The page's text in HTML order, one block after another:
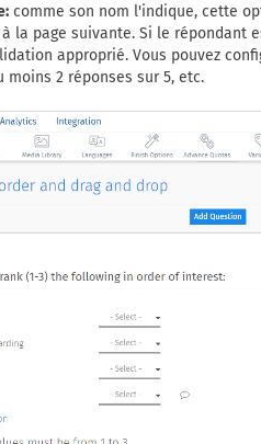
comme son nom l'indique, cette
la page suivante. Si le répondant
approprié. Vous pouvez
moins 2 réponses sur 5, etc.